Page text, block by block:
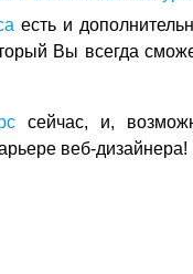
есть и
Вы всегда
сейчас, и,
веб-дизайнера!